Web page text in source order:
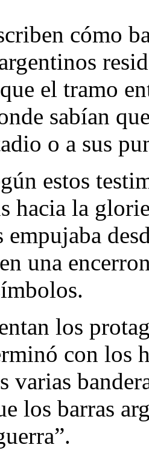
cómo
el tramo
sabían
o a sus
estos
hacia la
una
los
con los
varias
los barras